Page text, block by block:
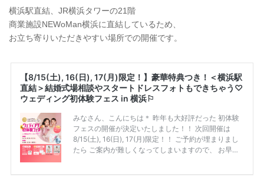
横浜駅直結、JR横浜タワーの21階
商業施設NEWoMan横浜に直結しているため、
お立ち寄りいただきやすい場所での開催です。